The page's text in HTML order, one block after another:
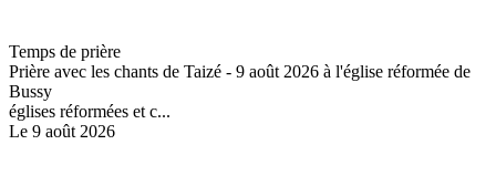
Temps de prière
Prière avec les chants de Taizé - 9 août 2026 à l'église réformée de
Bussy
églises réformées et c...
Le 9 août 2026